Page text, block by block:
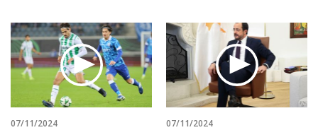
07/11/2024 07/11/2024